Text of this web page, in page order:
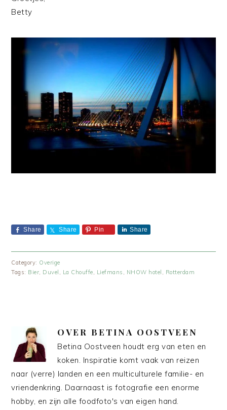
Betty
Share Share Pin Share
Category: Overige
Tags: Bier, Duvel , La Chouffe, Liefmans , NHOW hotel , Rotterdam
OVER BETINA OOSTVEEN
Betina Oostveen houdt erg van eten en
koken. Inspiratie komt vaak van reizen
naar (verre) landen en een multiculturele familie- en
vriendenkring. Daarnaast is fotografie een enorme
hobby, en zijn alle foodfoto's van eigen hand.